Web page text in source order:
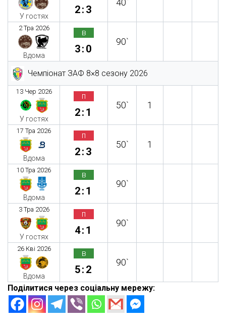
У гостях
2:3
2 Тра 2026
Вдома
в
3:0
90`
Чемпіонат ЗАФ 8×8 сезону 2026
13 Чер 2026
У гостях
п
2:1
50` 1
17 Тра 2026
Вдома
п
2:3
50` 1
10 Тра 2026
Вдома
в
2:1
90`
3 Тра 2026
У гостях
п
4:1
90`
26 Кві 2026
Вдома
в
5:2
90`
Поділитися через соціальну мережу: